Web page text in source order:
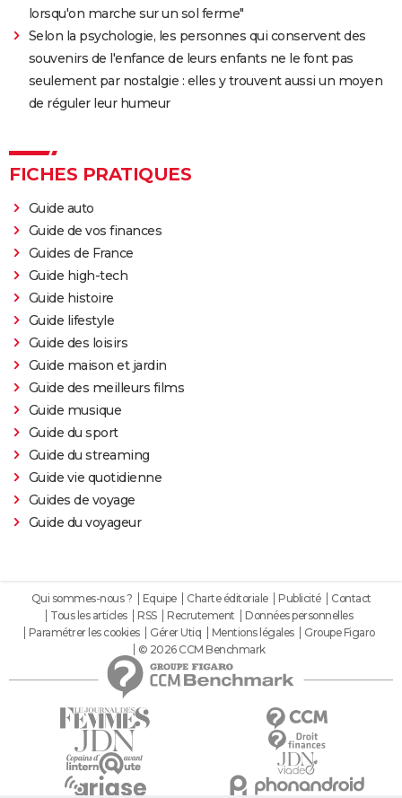
lorsqu'on marche sur un sol ferme"
Selon la psychologie, les personnes qui conservent des
souvenirs de l'enfance de leurs enfants ne le font pas
seulement par nostalgie : elles y trouvent aussi un moyen
de réguler leur humeur
FICHES PRATIQUES
Guide auto
Guide de vos finances
Guides de France
Guide high-tech
Guide histoire
Guide lifestyle
Guide des loisirs
Guide maison et jardin
Guide des meilleurs films
Guide musique
Guide du sport
Guide du streaming
Guide vie quotidienne
Guides de voyage
Guide du voyageur
Qui sommes-nous ? Equipe Charte éditoriale Publicité
Contact
Tous les articles
RSS Recrutement
Données personnelles
Paramétrer les cookies
Gérer Utiq Mentions légales
Groupe Figaro
© 2026 CCM Benchmark